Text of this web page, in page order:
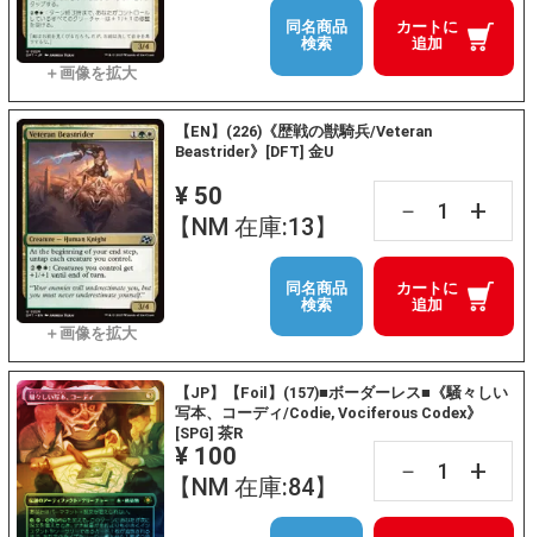
カートに
追加
同名商品
検索
【EN】(226)《歴戦の獣騎兵/Veteran
Beastrider》[DFT] 金U
¥ 50
【NM 在庫:13】
－ +
カートに
追加
同名商品
検索
【JP】【Foil】(157)■ボーダーレス■《騒々しい
写本、コーディ/Codie, Vociferous Codex》
[SPG] 茶R
¥ 100
【NM 在庫:84】
－ +